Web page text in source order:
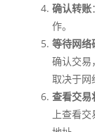
确认转账
作。
等待网络
确认交易
取决于网
查看交易
上查看